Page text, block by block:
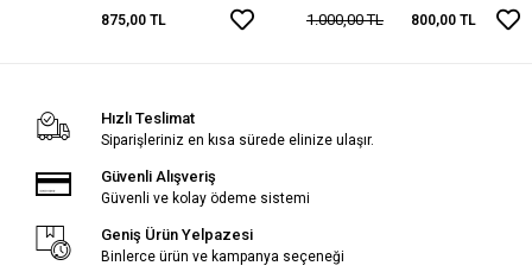
875,00 TL 1.000,00 TL 800,00 TL
Hızlı Teslimat
Siparişleriniz en kısa sürede elinize ulaşır.
Güvenli Alışveriş
Güvenli ve kolay ödeme sistemi
Geniş Ürün Yelpazesi
Binlerce ürün ve kampanya seçeneği